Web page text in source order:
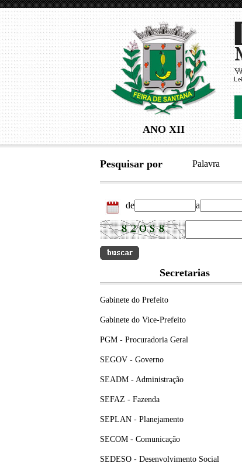
ANO XII
Pesquisar por Palavra
de a
Secretarias
Gabinete do Prefeito
Gabinete do Vice-Prefeito
PGM - Procuradoria Geral
SEGOV - Governo
SEADM - Administração
SEFAZ - Fazenda
SEPLAN - Planejamento
SECOM - Comunicação
SEDESO - Desenvolvimento Social